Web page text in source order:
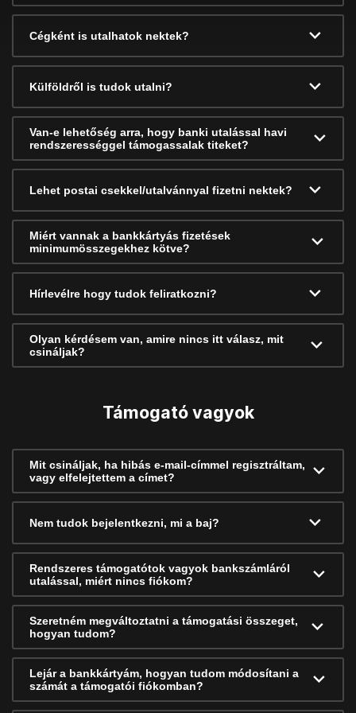
Cégként is utalhatok nektek?
Külföldről is tudok utalni?
Van-e lehetőség arra, hogy banki utalással havi
rendszerességgel támogassalak titeket?
Lehet postai csekkel/utalvánnyal fizetni nektek?
Miért vannak a bankkártyás fizetések
minimumösszegekhez kötve?
Hírlevélre hogy tudok feliratkozni?
Olyan kérdésem van, amire nincs itt válasz, mit
csináljak?
Támogató vagyok
Mit csináljak, ha hibás e-mail-címmel regisztráltam,
vagy elfelejtettem a címet?
Nem tudok bejelentkezni, mi a baj?
Rendszeres támogatótok vagyok bankszámláról
utalással, miért nincs fiókom?
Szeretném megváltoztatni a támogatási összeget,
hogyan tudom?
Lejár a bankkártyám, hogyan tudom módosítani a
számát a támogatói fiókomban?